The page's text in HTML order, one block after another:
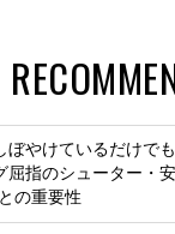
ぼやけているだけで
屈指のシューター・
の重要性